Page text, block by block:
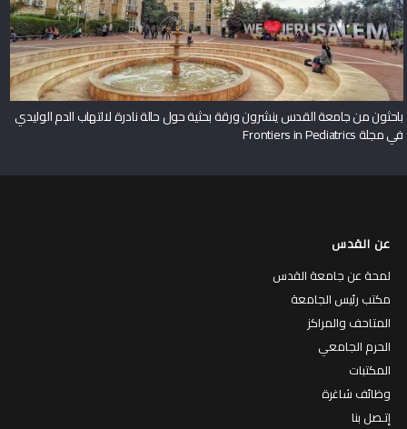
باحثون من جامعة القدس ينشرون ورقة بحثية حول حالة نادرة لالتهاب الدم الوليدي
في مجلة Frontiers in Pediatrics
عن القدس
لمحة عن جامعة القدس
مكتب رئيس الجامعة
المتاحف والمراكز
الحرم الجامعي
المكتبات
وظائف شاغرة
إتـصل بنا